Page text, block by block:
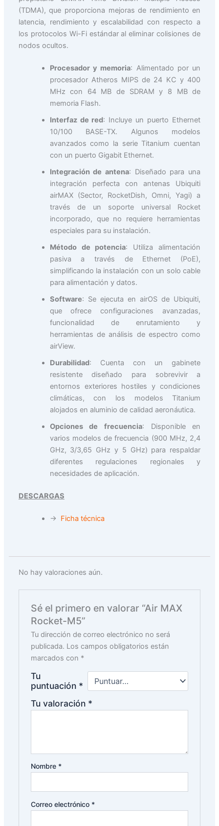
(TDMA), que proporciona mejoras de rendimiento en
latencia, rendimiento y escalabilidad con respecto a
los protocolos Wi-Fi estándar al eliminar colisiones de
nodos ocultos.
Procesador y memoria: Alimentado por un
procesador Atheros MIPS de 24 KC y 400
MHz con 64 MB de SDRAM y 8 MB de
memoria Flash.
Interfaz de red: Incluye un puerto Ethernet
10/100 BASE-TX. Algunos modelos
avanzados como la serie Titanium cuentan
con un puerto Gigabit Ethernet.
Integración de antena: Diseñado para una
integración perfecta con antenas Ubiquiti
airMAX (Sector, RocketDish, Omni, Yagi) a
través de un soporte universal Rocket
incorporado, que no requiere herramientas
especiales para su instalación.
Método de potencia: Utiliza alimentación
pasiva a través de Ethernet (PoE),
simplificando la instalación con un solo cable
para alimentación y datos.
Software: Se ejecuta en airOS de Ubiquiti,
que ofrece configuraciones avanzadas,
funcionalidad de enrutamiento y
herramientas de análisis de espectro como
airView.
Durabilidad: Cuenta con un gabinete
resistente diseñado para sobrevivir a
entornos exteriores hostiles y condiciones
climáticas, con los modelos Titanium
alojados en aluminio de calidad aeronáutica.
Opciones de frecuencia: Disponible en
varios modelos de frecuencia (900 MHz, 2,4
GHz, 3/3,65 GHz y 5 GHz) para respaldar
diferentes regulaciones regionales y
necesidades de aplicación.
DESCARGAS
→ Ficha técnica
No hay valoraciones aún.
Sé el primero en valorar “Air MAX
Rocket-M5”
Tu dirección de correo electrónico no será
publicada. Los campos obligatorios están
marcados con *
Tu
puntuación *
Tu valoración *
Nombre *
Correo electrónico *